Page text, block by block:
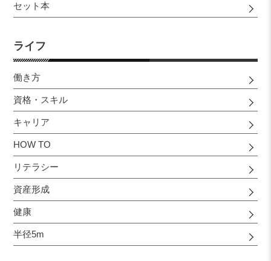
セット本
ライフ
働き方
資格・スキル
キャリア
HOW TO
リテラシー
資産形成
健康
半径5m